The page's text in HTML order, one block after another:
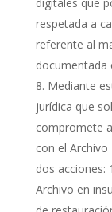
digitales que
respetada a
referente al
documentada
Mediante
jurídica que
compromete
con el
dos acciones:
Archivo en